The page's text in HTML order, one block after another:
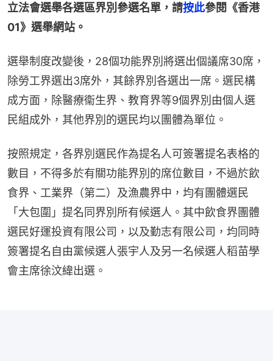
立法會選舉各選區界別參選名單，請按此參閱《香港
01》選舉網站。
選舉制度改變後，28個功能界別將選出個議席30席，
除勞工界選出3席外，其餘界別各選出一席。選民構
成方面，除醫療衞生界、教育界等9個界別由個人選
民組成外，其他界別的選民均以團體為單位。
按照規定，各界別選民作為提名人可簽署提名表格的
數目，不得多於有關功能界別的席位數目，不過於飲
食界、工業界（第二）及漁農界中，均有團體選民
「大包圍」提名同界別所有候選人。其中飲食界團體
選民好運投資有限公司，以及勤志有限公司，均同時
簽署提名自由黨候選人張宇人及另一名候選人稻苗學
會主席徐汶緯出選。